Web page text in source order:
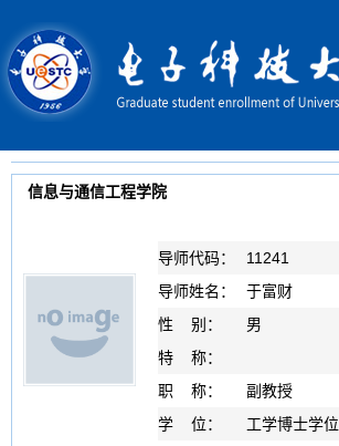
信息与通信工程学院
导师代码：
11241
导师姓名：
于富财
性 别：
男
特 称：
职 称：
副教授
学 位：
工学博士学位